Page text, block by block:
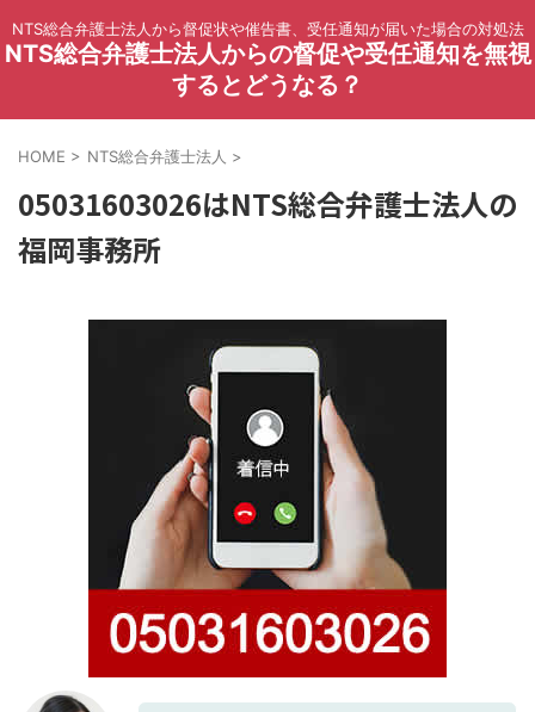
NTS総合弁護士法人から督促状や催告書、受任通知が届いた場合の対処法
NTS総合弁護士法人からの督促や受任通知を無視
するとどうなる？
HOME > NTS総合弁護士法人 >
05031603026はNTS総合弁護士法人の
福岡事務所